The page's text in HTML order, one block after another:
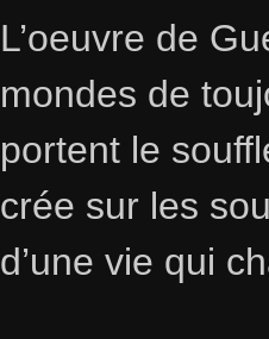
L’oeuvre de
mondes de
portent le
crée sur les
d’une vie qui